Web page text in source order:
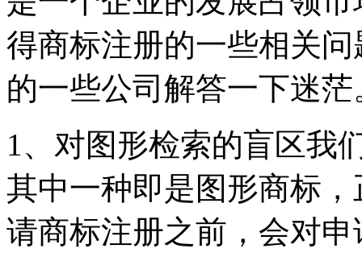
得商标注册的一些相关
的一些公司解答一下迷茫
1、对图形检索的盲区我
其中一种即是图形商标
请商标注册之前，会对